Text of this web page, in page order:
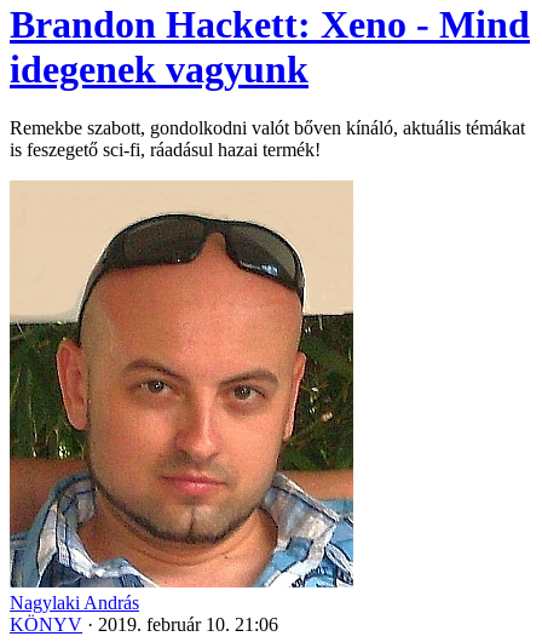
Brandon Hackett: Xeno - Mind
idegenek vagyunk
Remekbe szabott, gondolkodni valót bőven kínáló, aktuális témákat
is feszegető sci-fi, ráadásul hazai termék!
Nagylaki András
KÖNYV · 2019. február 10. 21:06